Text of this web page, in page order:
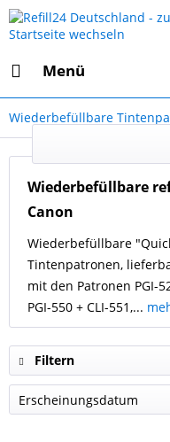
Menü
Wiederbefüllbare
Wiederbefüllbare
Canon
Wiederbefüllbare
Tintenpatronen,
mit den Patronen PGI-
PGI-550 + CLI-551,...
Filtern